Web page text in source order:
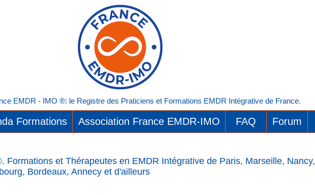
EMDR - IMO ®: le Registre des Praticiens et Formations EMDR Intégrative de France.
Formations Association France EMDR-IMO FAQ Forum
et Thérapeutes en EMDR Intégrative de Paris, Marseille, Nancy,
Bordeaux, Annecy et d'ailleurs